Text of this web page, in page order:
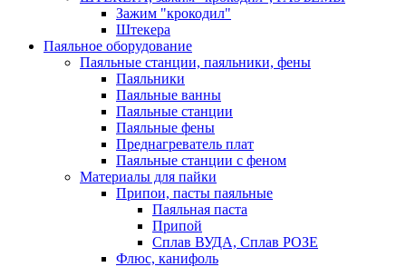
Зажим "крокодил"
Штекера
Паяльное оборудование
Паяльные станции, паяльники, фены
Паяльники
Паяльные ванны
Паяльные станции
Паяльные фены
Преднагреватель плат
Паяльные станции с феном
Материалы для пайки
Припои, пасты паяльные
Паяльная паста
Припой
Сплав ВУДА, Сплав РОЗЕ
Флюс, канифоль